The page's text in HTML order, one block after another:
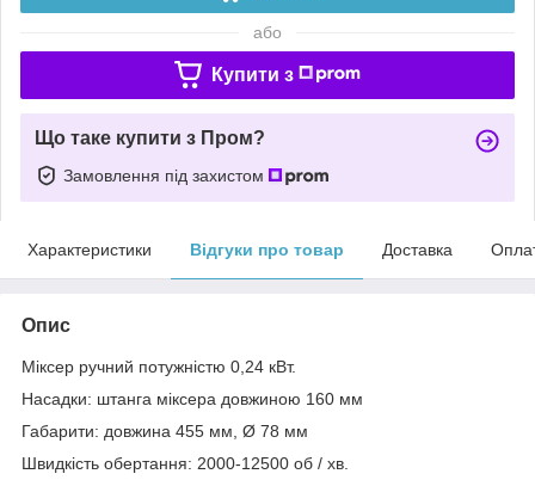
або
Купити з
Що таке купити з Пром?
Замовлення під захистом
Характеристики Відгуки про товар Доставка
Опис
Міксер ручний потужністю 0,24 кВт.
Насадки: штанга міксера довжиною 160 мм
Габарити: довжина 455 мм, Ø 78 мм
Швидкість обертання: 2000-12500 об / хв.